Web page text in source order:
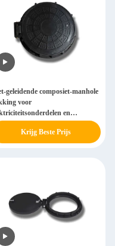
geleidende composiet-manhole
voor
en
zones
Krijg Beste Prijs